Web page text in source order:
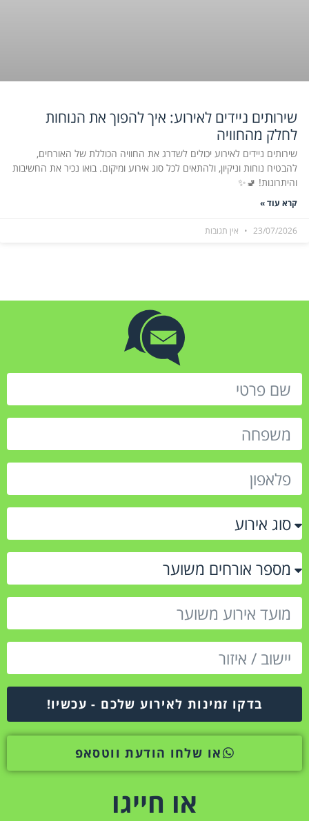
שירותים ניידים לאירוע: איך להפוך את הנוחות
לחלק מהחוויה
שירותים ניידים לאירוע יכולים לשדרג את החוויה הכוללת של האורחים,
להבטיח נוחות וניקיון, ולהתאים לכל סוג אירוע ומיקום. בואו נכיר את החשיבות
והיתרונות! 🚽✨
קרא עוד »
23/07/2026 אין תגובות
בדקו זמינות לאירוע שלכם - עכשיו!
או שלחו הודעת ווטסאפ
או חייגו